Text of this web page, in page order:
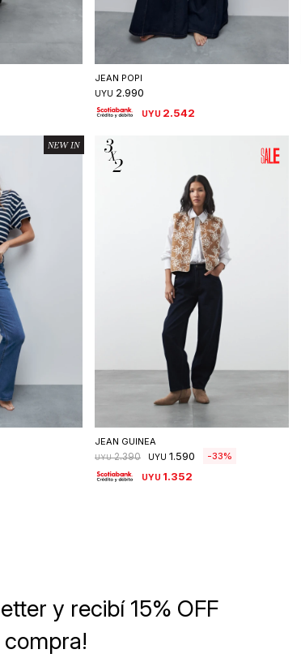
Seleccionar talle
JEAN POPI
UYU 2.990
UYU 2.542
talle Seleccionar talle
JEAN GUINEA
UYU 2.390 UYU 1.590 33
UYU 1.352
y recibí 15% OFF